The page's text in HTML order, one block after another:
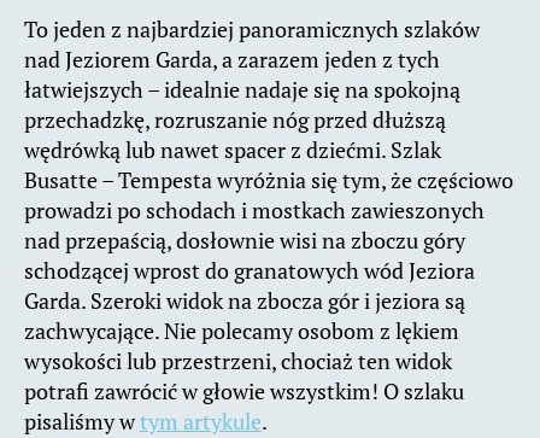
To jeden z najbardziej panoramicznych szlaków
nad Jeziorem Garda, a zarazem jeden z tych
łatwiejszych – idealnie nadaje się na spokojną
przechadzkę, rozruszanie nóg przed dłuższą
wędrówką lub nawet spacer z dziećmi. Szlak
Busatte – Tempesta wyróżnia się tym, że częściowo
prowadzi po schodach i mostkach zawieszonych
nad przepaścią, dosłownie wisi na zboczu góry
schodzącej wprost do granatowych wód Jeziora
Garda. Szeroki widok na zbocza gór i jeziora są
zachwycające. Nie polecamy osobom z lękiem
wysokości lub przestrzeni, chociaż ten widok
potrafi zawrócić w głowie wszystkim! O szlaku
pisaliśmy wtym artykule.